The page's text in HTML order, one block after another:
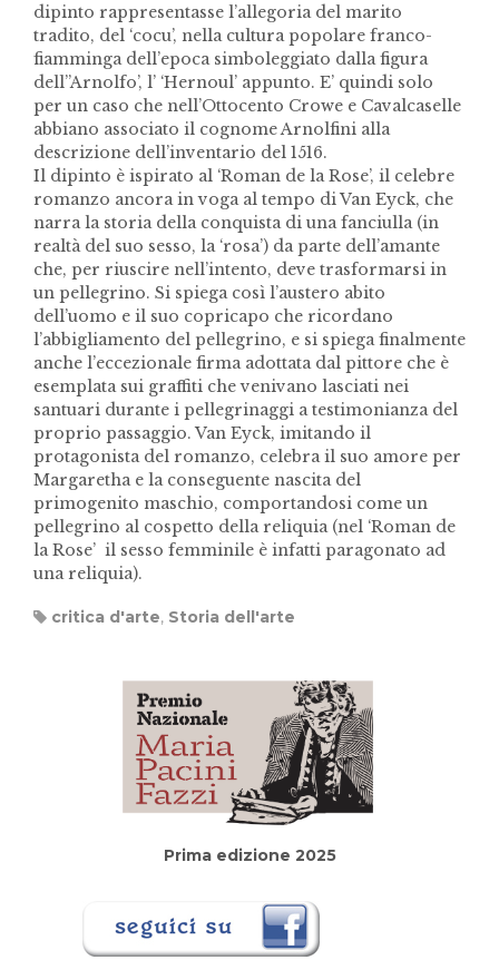
dipinto rappresentasse l’allegoria del marito
tradito, del ‘cocu’, nella cultura popolare franco-
fiamminga dell’epoca simboleggiato dalla figura
dell”Arnolfo’, l’ ‘Hernoul’ appunto. E’ quindi solo
per un caso che nell’Ottocento Crowe e Cavalcaselle
abbiano associato il cognome Arnolfini alla
descrizione dell’inventario del 1516.
Il dipinto è ispirato al ‘Roman de la Rose’, il celebre
romanzo ancora in voga al tempo di Van Eyck, che
narra la storia della conquista di una fanciulla (in
realtà del suo sesso, la ‘rosa’) da parte dell’amante
che, per riuscire nell’intento, deve trasformarsi in
un pellegrino. Si spiega così l’austero abito
dell’uomo e il suo copricapo che ricordano
l’abbigliamento del pellegrino, e si spiega finalmente
anche l’eccezionale firma adottata dal pittore che è
esemplata sui graffiti che venivano lasciati nei
santuari durante i pellegrinaggi a testimonianza del
proprio passaggio. Van Eyck, imitando il
protagonista del romanzo, celebra il suo amore per
Margaretha e la conseguente nascita del
primogenito maschio, comportandosi come un
pellegrino al cospetto della reliquia (nel ‘Roman de
la Rose’ il sesso femminile è infatti paragonato ad
una reliquia).
critica d'arte, Storia dell'arte
Prima edizione 2025